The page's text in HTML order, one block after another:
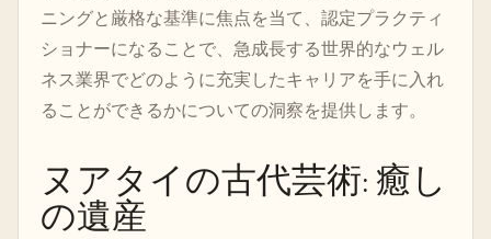
ニングと厳格な基準に焦点を当て、認定プラクティ
ショナーになることで、急成長する世界的なウェル
ネス業界でどのように充実したキャリアを手に入れ
ることができるかについての洞察を提供します。
ヌアタイの古代芸術: 癒し
の遺産